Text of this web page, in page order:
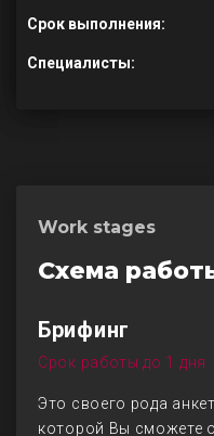
Срок выполнения:
Специалисты:
Work stages
Схема
Брифинг
Срок работы до 1 дня
Это своего рода
которой Вы сможете